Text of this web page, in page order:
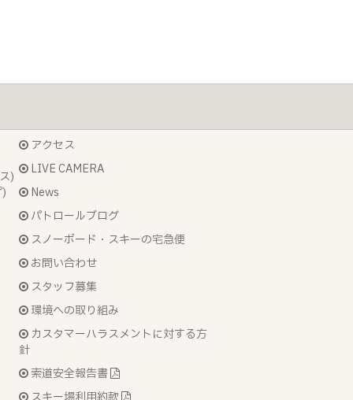
)
アクセス
LIVE CAMERA
News
パトロールブログ
スノーボード・スキーの宅急便
お問い合わせ
スタッフ募集
環境への取り組み
カスタマーハラスメントに対する方
針
索道安全報告書